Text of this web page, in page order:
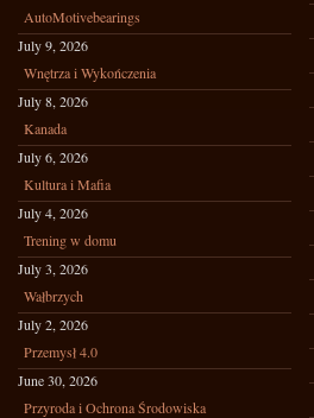
AutoMotivebearings
July 9, 2026
Wnętrza i Wykończenia
July 8, 2026
Kanada
July 6, 2026
Kultura i Mafia
July 4, 2026
Trening w domu
July 3, 2026
Wałbrzych
July 2, 2026
Przemysł 4.0
June 30, 2026
Przyroda i Ochrona Środowiska